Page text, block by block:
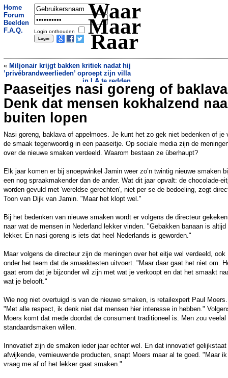
Home
Forum
Beelden
F.A.Q.
Login onthouden
Waar
Maar
Raar
« Miljonair krijgt bakken kritiek nadat hij
’privébrandweerlieden’ oproept zijn villa
in LA te redden
Gemalen kerstbomen voor koeien»
Paaseitjes nasi goreng of
Denk dat mensen kokhalzend
buiten lopen
Nasi goreng, baklava of appelmoes. Je kunt het zo gek niet bedenken of je
de smaak tegenwoordig in een paaseitje. Op sociale media zijn de
over de nieuwe smaken verdeeld. Waarom bestaan ze überhaupt?
Elk jaar komen er bij snoepwinkel Jamin weer zo’n twintig nieuwe smaken
een nog spraakmakender dan de ander. Wat dit jaar opvalt: de chocolade-
worden gevuld met 'wereldse gerechten', niet per se de bedoeling, zegt
Toon van Dijk van Jamin. "Maar het klopt wel."
Bij het bedenken van nieuwe smaken wordt er volgens de directeur gekeken
naar wat de mensen in Nederland lekker vinden. "Gebakken banaan is altijd
lekker. En nasi goreng is iets dat heel Nederlands is geworden."
Maar volgens de directeur zijn de meningen over het eitje wel verdeeld, ook
onder het team dat de smaaktesten uitvoert. "Maar daar gaat het niet om.
gaat erom dat je bijzonder wil zijn met wat je verkoopt en dat het smaakt
wat je belooft."
Wie nog niet overtuigd is van de nieuwe smaken, is retailexpert Paul Moers.
"Met alle respect, ik denk niet dat mensen hier interesse in hebben."
Moers komt dat mede doordat de consument traditioneel is. Men zou veelal
standaardsmaken willen.
Innovatief zijn de smaken ieder jaar echter wel. En dat innovatief gelijkstaat
afwijkende, vernieuwende producten, snapt Moers maar al te goed. "Maar ik
vraag me af of het lekker gaat smaken."